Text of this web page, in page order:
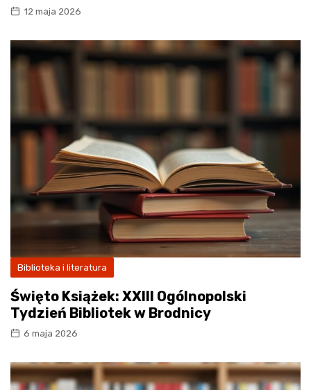
12 maja 2026
Biblioteka i literatura
Święto Książek: XXIII Ogólnopolski
Tydzień Bibliotek w Brodnicy
6 maja 2026